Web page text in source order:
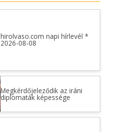
hirolvaso.com napi hírlevél *
2026-08-08
Megkérdőjeleződik az iráni
diplomaták képessége